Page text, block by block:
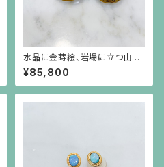
水晶に金蒔絵、岩場に立つ山羊
とアーカンサス模様のフレーム
の丸いイヤリング
¥85,800